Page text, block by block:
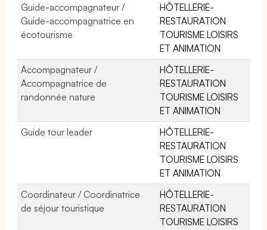
Guide-accompagnateur /
Guide-accompagnatrice en
écotourisme
HÔTELLERIE-
RESTAURATION
TOURISME LOISIRS
ET ANIMATION
Accompagnateur /
Accompagnatrice de
randonnée nature
HÔTELLERIE-
RESTAURATION
TOURISME LOISIRS
ET ANIMATION
Guide tour leader
HÔTELLERIE-
RESTAURATION
TOURISME LOISIRS
ET ANIMATION
Coordinateur / Coordinatrice
de séjour touristique
HÔTELLERIE-
RESTAURATION
TOURISME LOISIRS